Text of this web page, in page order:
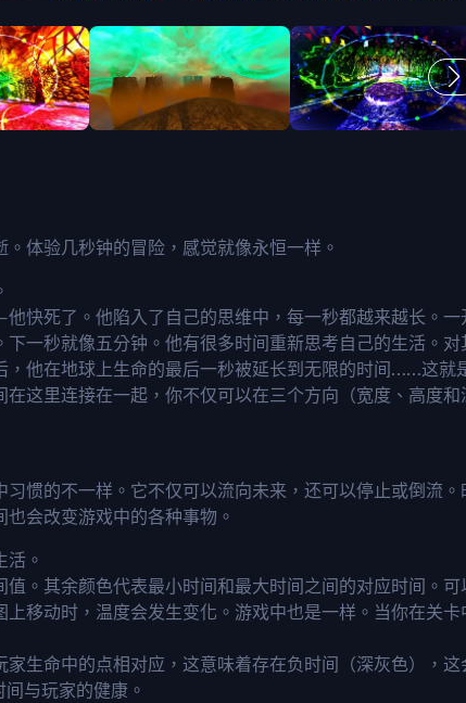
体验几秒钟的冒险，感觉就像永恒一样。
快死了。他陷入了自己的思维中，每一秒都越来越长。一
一秒就像五分钟。他有很多时间重新思考自己的生活。对
他在地球上生命的最后一秒被延长到无限的时间……这就
这里连接在一起，你不仅可以在三个方向（宽度、高度和
惯的不一样。它不仅可以流向未来，还可以停止或倒流。
会改变游戏中的各种事物。
。
。其余颜色代表最小时间和最大时间之间的对应时间。可
移动时，温度会发生变化。游戏中也是一样。当你在关卡
生命中的点相对应，这意味着存在负时间（深灰色），这
与玩家的健康。